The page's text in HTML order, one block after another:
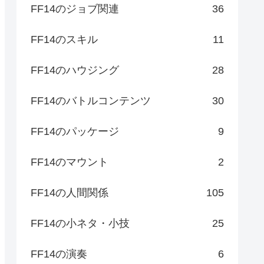
FF14のジョブ関連 36
FF14のスキル 11
FF14のハウジング 28
FF14のバトルコンテンツ 30
FF14のパッケージ 9
FF14のマウント 2
FF14の人間関係 105
FF14の小ネタ・小技 25
FF14の演奏 6